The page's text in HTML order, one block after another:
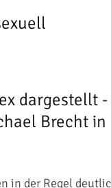
dargestellt -
Brecht in
in der Regel